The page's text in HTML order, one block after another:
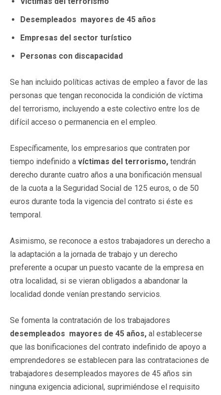
Desempleados mayores de 45 años
Empresas del sector turístico
Personas con discapacidad
Se han incluido políticas activas de empleo a favor de las
personas que tengan reconocida la condición de víctima
del terrorismo, incluyendo a este colectivo entre los de
difícil acceso o permanencia en el empleo.
Específicamente, los empresarios que contraten por
tiempo indefinido a víctimas del terrorismo, tendrán
derecho durante cuatro años a una bonificación mensual
de la cuota a la Seguridad Social de 125 euros, o de 50
euros durante toda la vigencia del contrato si éste es
temporal.
Asimismo, se reconoce a estos trabajadores un derecho a
la adaptación a la jornada de trabajo y un derecho
preferente a ocupar un puesto vacante de la empresa en
otra localidad, si se vieran obligados a abandonar la
localidad donde venían prestando servicios.
Se fomenta la contratación de los trabajadores
desempleados mayores de 45 años, al establecerse
que las bonificaciones del contrato indefinido de apoyo a
emprendedores se establecen para las contrataciones de
trabajadores desempleados mayores de 45 años sin
ninguna exigencia adicional, suprimiéndose el requisito